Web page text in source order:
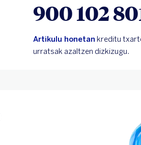
900 102
Artikulu honetan kreditu
urratsak azaltzen dizkizugu.